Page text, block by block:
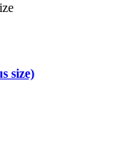
size)